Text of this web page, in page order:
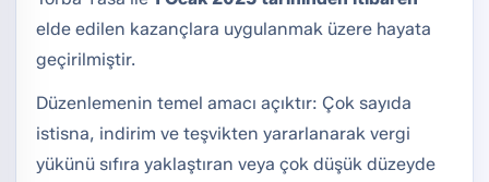
elde edilen kazançlara uygulanmak üzere hayata
geçirilmiştir.
Düzenlemenin temel amacı açıktır: Çok sayıda
istisna, indirim ve teşvikten yararlanarak vergi
yükünü sıfıra yaklaştıran veya çok düşük düzeyde